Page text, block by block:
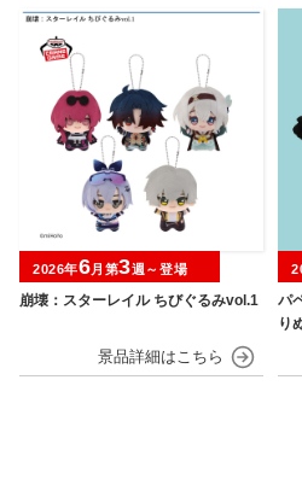
崩壊：スターレイル ちびぐるみvol.1
2026年6月第3週～登場
パ
り